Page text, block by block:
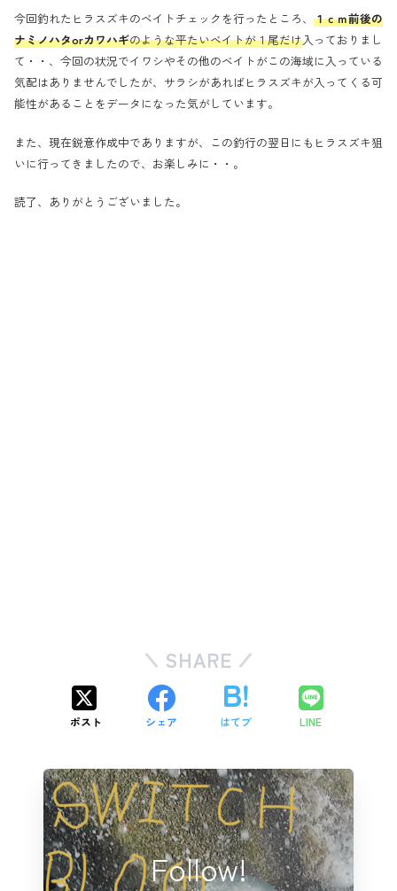
今回釣れたヒラスズキのベイトチェックを行ったところ、 １ｃｍ前後の
ナミノハタorカワハギのような平たいベイトが１尾だけ入っておりまし
て・・、今回の状況でイワシやその他のベイトがこの海域に入っている
気配はありませんでしたが、サラシがあればヒラスズキが入ってくる可
能性があることをデータになった気がしています。
また、現在鋭意作成中でありますが、この釣行の翌日にもヒラスズキ狙
いに行ってきましたので、お楽しみに・・。
読了、ありがとうございました。
SHARE
ポスト シェア はてブ LINE
Follow!